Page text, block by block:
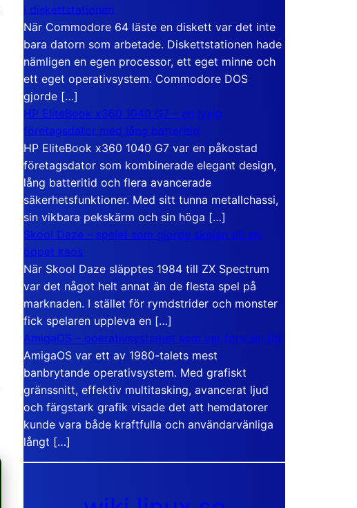
i diskettstationen
När Commodore 64 läste en diskett var det inte
bara datorn som arbetade. Diskettstationen hade
nämligen en egen processor, ett eget minne och
ett eget operativsystem. Commodore DOS
gjorde […]
HP EliteBook x360 1040 G7 – en lyxig
företagsdator med lång batteritid
HP EliteBook x360 1040 G7 var en påkostad
företagsdator som kombinerade elegant design,
lång batteritid och flera avancerade
säkerhetsfunktioner. Med sitt tunna metallchassi,
sin vikbara pekskärm och sin höga […]
Skool Daze – spelet som gjorde skolan till ett
öppet kaos
När Skool Daze släpptes 1984 till ZX Spectrum
var det något helt annat än de flesta spel på
marknaden. I stället för rymdstrider och monster
fick spelaren uppleva en […]
AmigaOS – operativsystemet som var före sin tid
AmigaOS var ett av 1980-talets mest
banbrytande operativsystem. Med grafiskt
gränssnitt, effektiv multitasking, avancerat ljud
och färgstark grafik visade det att hemdatorer
kunde vara både kraftfulla och användarvänliga
långt […]